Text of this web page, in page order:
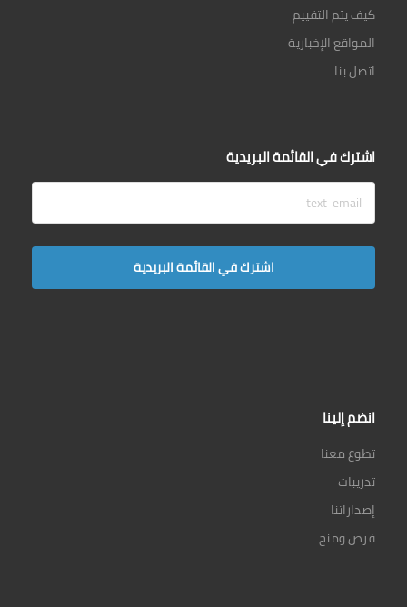
كيف يتم التقييم
المواقع الإخبارية
اتصل بنا
اشترك في القائمة البريدية
انضم إلينا
تطوع معنا
تدريبات
إصداراتنا
فرص ومنح